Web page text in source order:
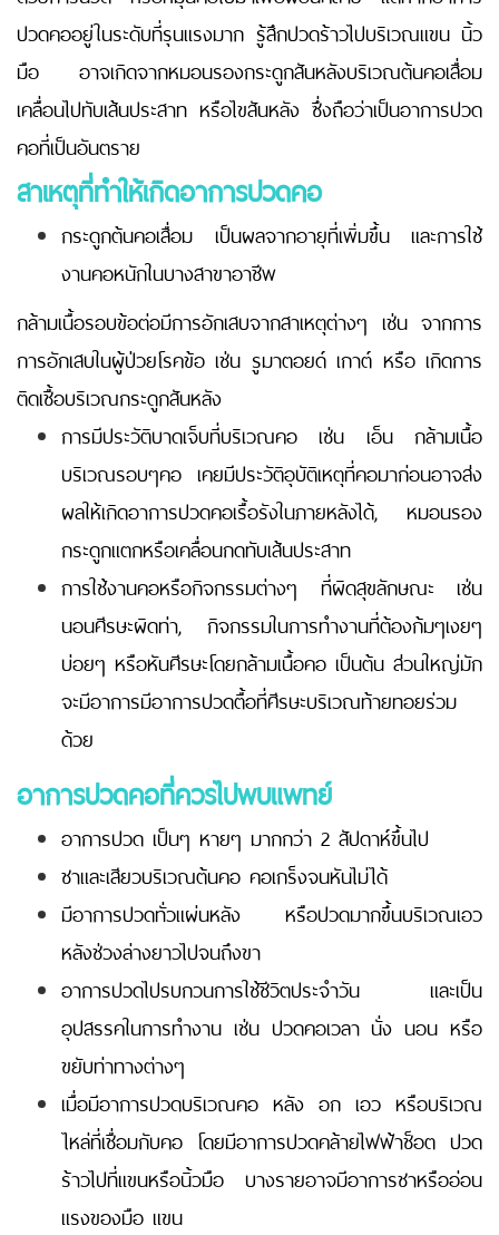
ปวดคออยู่ในระดับที่รุนแรงมาก รู้สึกปวดร้าวไปบริเวณแขน นิ้ว
มือ อาจเกิดจากหมอนรองกระดูกสันหลังบริเวณต้นคอเสื่อม
เคลื่อนไปทับเส้นประสาท หรือไขสันหลัง ซึ่งถือว่าเป็นอาการปวด
คอที่เป็นอันตราย
สาเหตุที่ทำให้เกิดอาการปวดคอ
กระดูกต้นคอเสื่อม เป็นผลจากอายุที่เพิ่มขึ้น และการใช้
งานคอหนักในบางสาขาอาชีพ
กล้ามเนื้อรอบข้อต่อมีการอักเสบจากสาเหตุต่างๆ เช่น จากการ
การอักเสบในผู้ป่วยโรคข้อ เช่น รูมาตอยด์ เกาต์ หรือ เกิดการ
ติดเชื้อบริเวณกระดูกสันหลัง
การมีประวัติบาดเจ็บที่บริเวณคอ เช่น เอ็น กล้ามเนื้อ
บริเวณรอบๆคอ เคยมีประวัติอุบัติเหตุที่คอมาก่อนอาจส่ง
ผลให้เกิดอาการปวดคอเรื้อรังในภายหลังได้, หมอนรอง
กระดูกแตกหรือเคลื่อนกดทับเส้นประสาท
การใช้งานคอหรือกิจกรรมต่างๆ ที่ผิดสุขลักษณะ เช่น
นอนศีรษะผิดท่า, กิจกรรมในการทำงานที่ต้องก้มๆเงยๆ
บ่อยๆ หรือหันศีรษะโดยกล้ามเนื้อคอ เป็นต้น ส่วนใหญ่มัก
จะมีอาการมีอาการปวดตื้อที่ศีรษะบริเวณท้ายทอยร่วม
ด้วย
อาการปวดคอที่ควรไปพบแพทย์
อาการปวด เป็นๆ หายๆ มากกว่า 2 สัปดาห์ขึ้นไป
ชาและเสียวบริเวณต้นคอ คอเกร็งจนหันไม่ได้
มีอาการปวดทั่วแผ่นหลัง หรือปวดมากขึ้นบริเวณเอว
หลังช่วงล่างยาวไปจนถึงขา
อาการปวดไปรบกวนการใช้ชีวิตประจำวัน และเป็น
อุปสรรคในการทำงาน เช่น ปวดคอเวลา นั่ง นอน หรือ
ขยับท่าทางต่างๆ
เมื่อมีอาการปวดบริเวณคอ หลัง อก เอว หรือบริเวณ
ไหล่ที่เชื่อมกับคอ โดยมีอาการปวดคล้ายไฟฟ้าช็อต ปวด
ร้าวไปที่แขนหรือนิ้วมือ บางรายอาจมีอาการชาหรืออ่อน
แรงของมือ แขน